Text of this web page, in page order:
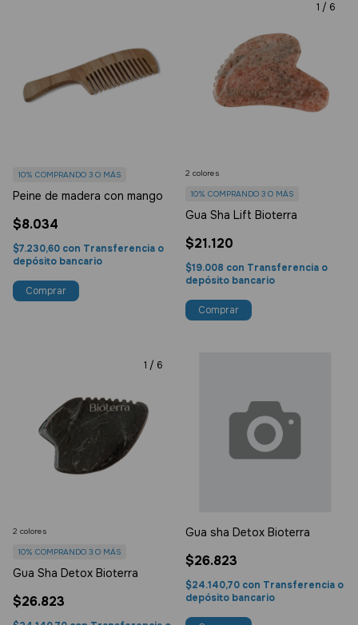
Peine de madera con mango
$8.034
10% COMPRANDO 3 O MÁS
$7.230,60 con Transferencia o
depósito bancario
1 / 6
Gua Sha Lift Bioterra
$21.120
10% COMPRANDO 3 O MÁS
$19.008 con Transferencia o
depósito bancario
2 colores
Comprar
1 / 6
Gua Sha Detox Bioterra
$26.823
10% COMPRANDO 3 O MÁS
2 colores Gua sha Detox Bioterra
$26.823
$24.140,70 con Transferencia o
depósito bancario